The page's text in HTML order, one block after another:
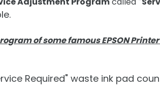
of some famous EPSON
Required" waste ink pad